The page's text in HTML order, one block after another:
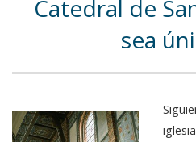
Catedral de
sea